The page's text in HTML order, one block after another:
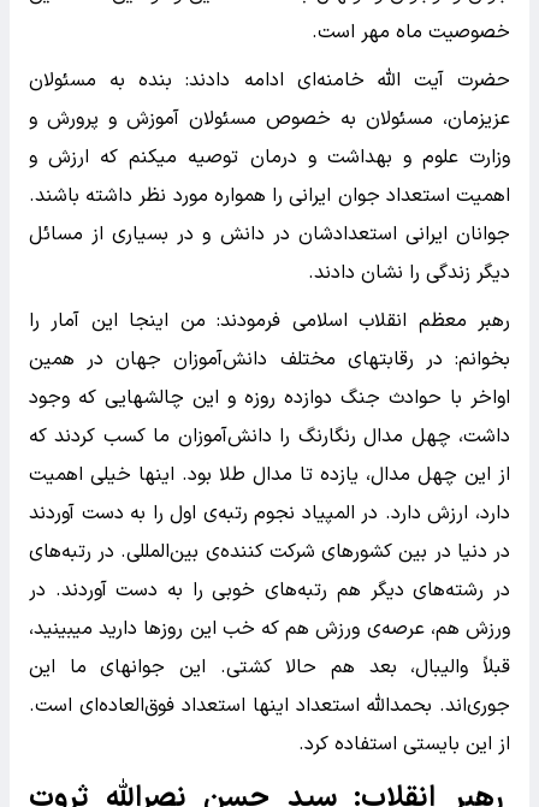
خصوصیت ماه مهر است.
حضرت آیت الله خامنه‌ای ادامه دادند: بنده به مسئولان
عزیزمان، مسئولان به خصوص مسئولان آموزش و پرورش و
وزارت علوم و بهداشت و درمان توصیه میکنم که ارزش و
اهمیت استعداد جوان ایرانی را همواره مورد نظر داشته باشند.
جوانان ایرانی استعدادشان در دانش و در بسیاری از مسائل
دیگر زندگی را نشان دادند.
رهبر معظم انقلاب اسلامی فرمودند: من اینجا این آمار را
بخوانم: در رقابتهای مختلف دانش‌آموزان جهان در همین
اواخر با حوادث جنگ دوازده روزه و این چالشهایی که وجود
داشت، چهل مدال رنگارنگ را دانش‌آموزان ما کسب کردند که
از این چهل مدال، یازده تا مدال طلا بود. اینها خیلی اهمیت
دارد، ارزش دارد. در المپیاد نجوم رتبه‌ی اول را به دست آوردند
در دنیا در بین کشورهای شرکت کننده‌ی بین‌المللی. در رتبه‌های
در رشته‌های دیگر هم رتبه‌های خوبی را به دست آوردند. در
ورزش هم، عرصه‌ی ورزش هم که خب این روزها دارید میبینید،
قبلاً والیبال، بعد هم حالا کشتی. این جوانهای ما این
جوری‌اند. بحمداللّه استعداد اینها استعداد فوق‌العاده‌ای است.
از این بایستی استفاده کرد.
رهبر انقلاب: سید حسن نصرالله ثروت